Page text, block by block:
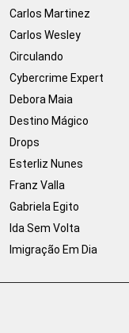
Carlos Martinez
Carlos Wesley
Circulando
Cybercrime Expert
Debora Maia
Destino Mágico
Drops
Esterliz Nunes
Franz Valla
Gabriela Egito
Ida Sem Volta
Imigração Em Dia